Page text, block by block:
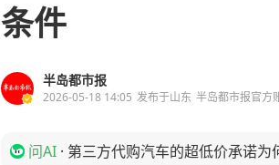
条件
半岛都市报
2026-05-18 14:05 发布于山东 半岛都市报官方
问AI · 第三方代购汽车的超低价承诺为